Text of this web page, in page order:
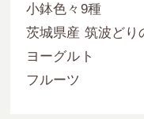
小鉢色々9種
茨城県産 筑波どり
ヨーグルト
フルーツ